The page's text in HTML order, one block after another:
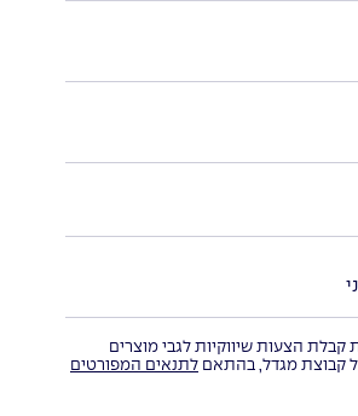
הצעות שיווקיות לגבי מוצרים
קבוצת מגדל, בהתאם לתנאים המפורטים